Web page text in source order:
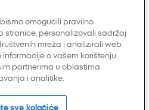
omogućili pravilno
stranice, personalizovali sadržaj
mreža i analizirali web
o vašem korištenju
partnerima u oblastima
i analitike.
sve kolačiće